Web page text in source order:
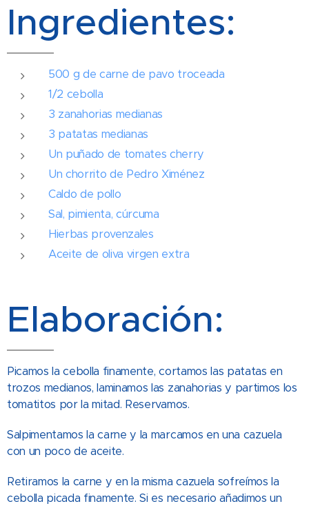
Ingredientes:
500 g de carne de pavo troceada
1/2 cebolla
3 zanahorias medianas
3 patatas medianas
Un puñado de tomates cherry
Un chorrito de Pedro Ximénez
Caldo de pollo
Sal, pimienta, cúrcuma
Hierbas provenzales
Aceite de oliva virgen extra
Elaboración:
Picamos la cebolla finamente, cortamos las patatas en
trozos medianos, laminamos las zanahorias y partimos los
tomatitos por la mitad. Reservamos.
Salpimentamos la carne y la marcamos en una cazuela
con un poco de aceite.
Retiramos la carne y en la misma cazuela sofreímos la
cebolla picada finamente. Si es necesario añadimos un